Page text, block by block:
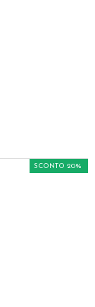
SCONTO 20%